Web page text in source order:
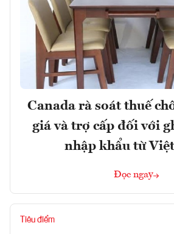
Canada rà soát thuế
giá và trợ cấp đối với
nhập khẩu từ
Đọc ngay
Tiêu điểm